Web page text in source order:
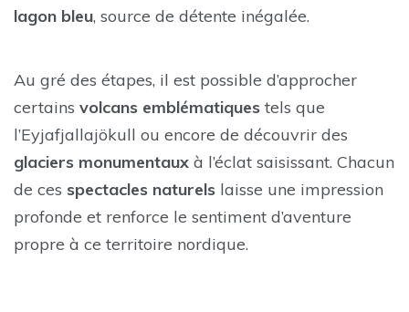
lagon bleu, source de détente inégalée.
Au gré des étapes, il est possible d’approcher
certains volcans emblématiques tels que
l’Eyjafjallajökull ou encore de découvrir des
glaciers monumentaux à l’éclat saisissant. Chacun
de ces spectacles naturels laisse une impression
profonde et renforce le sentiment d’aventure
propre à ce territoire nordique.